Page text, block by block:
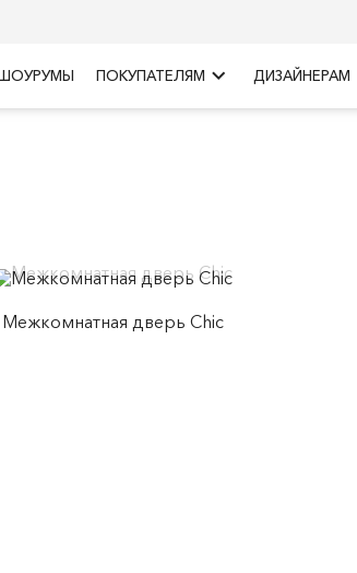
ПОКУПАТЕЛЯМ keyboard_arrow_right ДИЗАЙНЕРАМ
Межкомнатная дверь Chic